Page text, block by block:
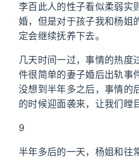
李百此人的性子看似柔弱实
婚，但是对于孩子我和杨姐
定会继续抚养下去。
几天时间一过，事情的热度
件很简单的妻子婚后出轨事
没想到半年多之后，事情的
的时候迎面袭来，让我们瞠
9
半年多后的一天，杨姐和往